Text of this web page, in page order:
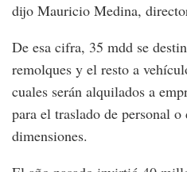
dijo Mauricio Medina,
De esa cifra, 35 mdd se
remolques y el resto a
cuales serán alquilados a
para el traslado de personal o
dimensiones.